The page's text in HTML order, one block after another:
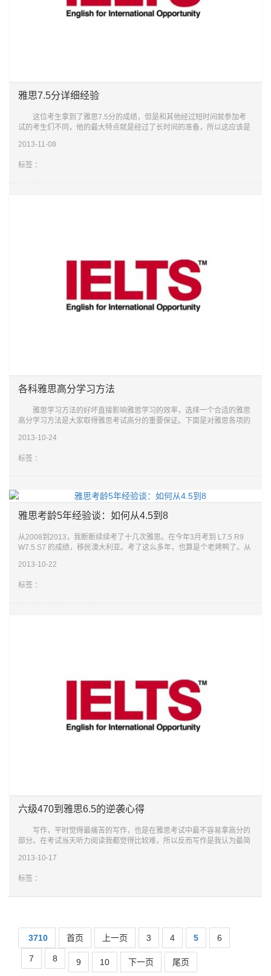
雅思7.5分详细经验
这位考生拿到了雅思7.5分的成绩，但是和其他经过短时间就参加考
试的考生们不同，他的最大特点就是经过了长时间的准备，所以这应该是
8.5，阅读
2013-11-08
标签 ：
各科雅思高分学习方法
雅思学习方法的好坏直接影响雅思学习的效率，选择一个合适的雅思
高分学习方法是大家取得雅思考试高分的重要保证。下面是对雅思各项的
听力雅思高分学习方法
2013-10-24
标签 ：
雅思考龄5年经验谈：如何从4.5到8
从2008到2013，我断断续续考了十几次雅思。在今年3月考到 L7.5 R9
W7.5 S7 的成绩，移民澳大利亚。考了这么多年，也算是个老烤鸭了。从
家。肯定
2013-10-22
标签 ：
六级470到雅思6.5的逆袭心得
写作，平时觉得最痛苦的写作，也是在雅思考试中最不容易拿高分的
部分。在考试当天听力阅读我都觉得比较难，所以反而写作是我认为最简
是值得
2013-10-17
标签 ：
3710 首页 上一页 3 4 5 6
7 8 9 10 下一页 尾页